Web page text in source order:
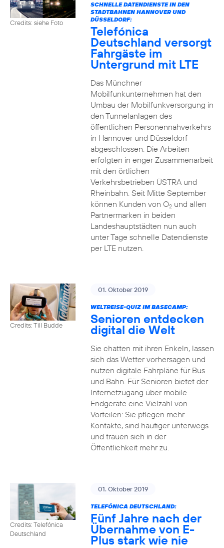
Credits: siehe Foto
SCHNELLE DATENDIENSTE IN DEN
STADTBAHNEN HANNOVER UND
DÜSSELDORF:
Telefónica
Deutschland versorgt
Fahrgäste im
Untergrund mit LTE
Das Münchner
Mobilfunkunternehmen hat den
Umbau der Mobilfunkversorgung in
den Tunnelanlagen des
öffentlichen Personennahverkehrs
in Hannover und Düsseldorf
abgeschlossen. Die Arbeiten
erfolgten in enger Zusammenarbeit
mit den örtlichen
Verkehrsbetrieben ÜSTRA und
Rheinbahn. Seit Mitte September
können Kunden von O2und allen
Partnermarken in beiden
Landeshauptstädten nun auch
unter Tage schnelle Datendienste
per LTE nutzen.
Credits: Till Budde
01. Oktober 2019
WELTREISE-QUIZ IM BASECAMP:
Senioren entdecken
digital die Welt
Sie chatten mit ihren Enkeln, lassen
sich das Wetter vorhersagen und
nutzen digitale Fahrpläne für Bus
und Bahn. Für Senioren bietet der
Internetzugang über mobile
Endgeräte eine Vielzahl von
Vorteilen: Sie pflegen mehr
Kontakte, sind häufiger unterwegs
und trauen sich in der
Öffentlichkeit mehr zu.
Credits: Telefónica
Deutschland
01. Oktober 2019
TELEFÓNICA DEUTSCHLAND:
Fünf Jahre nach der
Übernahme von E-
Plus stark wie nie